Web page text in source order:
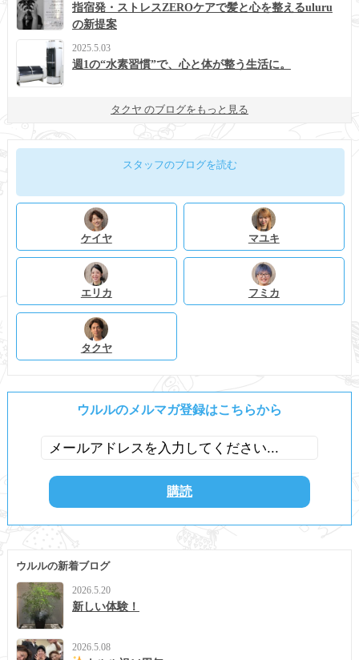
指宿発・ストレスZEROケアで髪と心を整えるuluru
の新提案
2025.5.03
週1の“水素習慣”で、心と体が整う生活に。
タクヤ のブログをもっと見る
スタッフのブログを読む
ケイヤ マユキ
エリカ フミカ
タクヤ
ウルルのメルマガ登録はこちらから
ウルルの新着ブログ
2026.5.20
新しい体験！
2026.5.08